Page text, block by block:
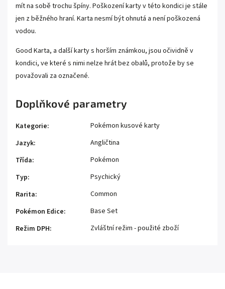
mít na sobě trochu špíny. Poškození karty v této kondici je stále
jen z běžného hraní. Karta nesmí být ohnutá a není poškozená
vodou.
Good Karta, a další karty s horším známkou, jsou očividně v
kondici, ve které s nimi nelze hrát bez obalů, protože by se
považovali za označené.
Doplňkové parametry
Kategorie:
Pokémon kusové karty
Jazyk:
Angličtina
Třída:
Pokémon
Typ:
Psychický
Rarita:
Common
Pokémon Edice:
Base Set
Režim DPH: Zvláštní režim - použité zboží